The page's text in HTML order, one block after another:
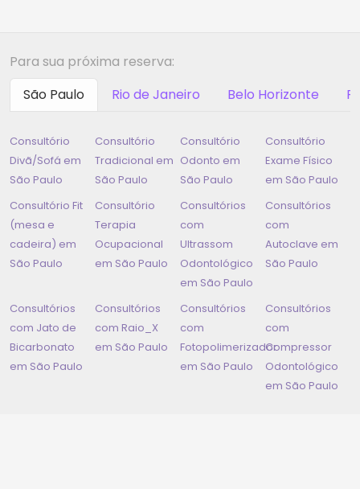
Para sua próxima reserva:
São Paulo
Rio de Janeiro Belo Horizonte
Consultório
Divã/Sofá em
São Paulo
Consultório
Tradicional em
São Paulo
Consultório
Odonto em
São Paulo
Consultório
Exame Físico
em São Paulo
Consultório Fit
(mesa e
cadeira) em
São Paulo
Consultório
Terapia
Ocupacional
em São Paulo
Consultórios
com
Ultrassom
Odontológico
em São Paulo
Consultórios
com
Autoclave em
São Paulo
Consultórios
com Jato de
Bicarbonato
em São Paulo
Consultórios
com Raio_X
em São Paulo
Consultórios
com
Fotopolimerizador
em São Paulo
Consultórios
com
Compressor
Odontológico
em São Paulo